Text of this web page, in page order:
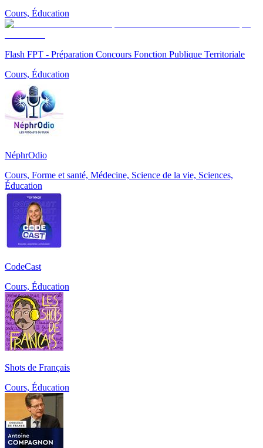
Cours, Éducation
Flash FPT - Préparation Concours Fonction Publique Territoriale
Cours, Éducation
NéphrOdio
Cours, Forme et santé, Médecine, Science de la vie, Sciences,
Éducation
CodeCast
Cours, Éducation
Shots de Français
Cours, Éducation